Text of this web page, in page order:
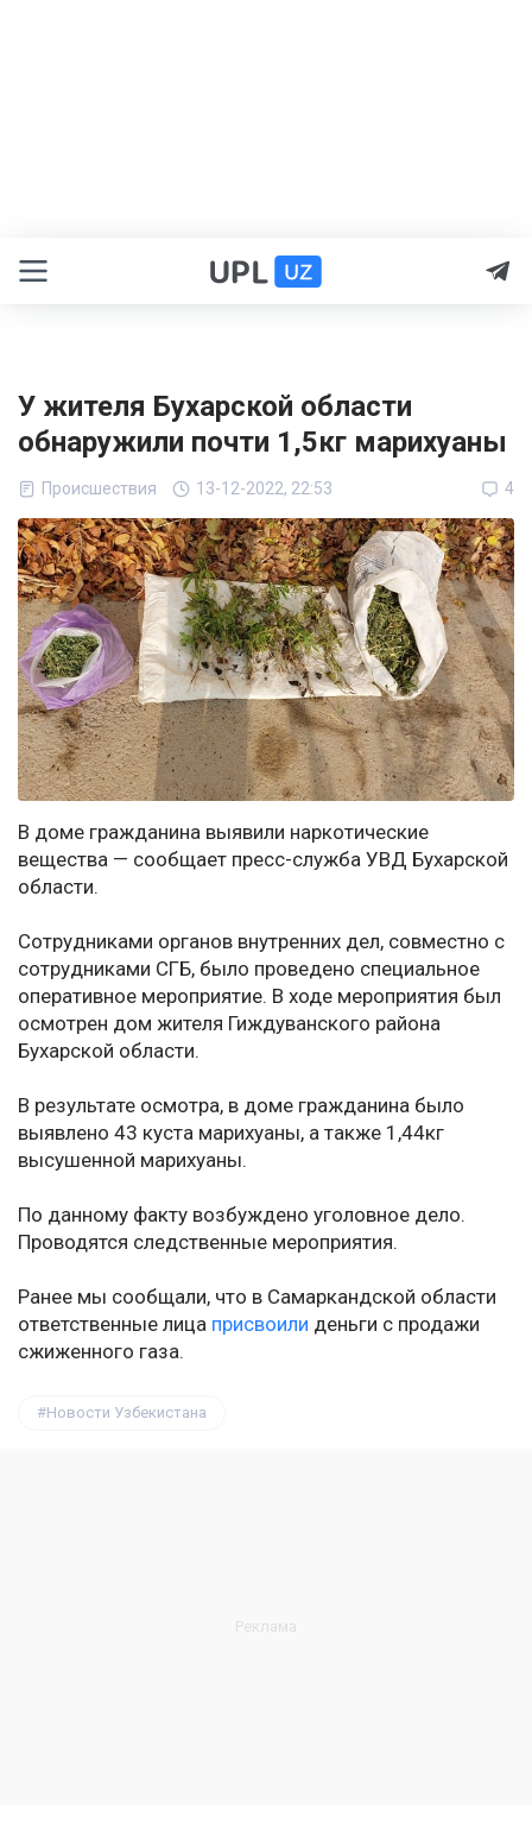
У жителя Бухарской области
обнаружили почти 1,5кг марихуаны
Происшествия 13-12-2022, 22:53 4
В доме гражданина выявили наркотические
вещества — сообщает пресс-служба УВД Бухарской
области.
Сотрудниками органов внутренних дел, совместно с
сотрудниками СГБ, было проведено специальное
оперативное мероприятие. В ходе мероприятия был
осмотрен дом жителя Гиждуванского района
Бухарской области.
В результате осмотра, в доме гражданина было
выявлено 43 куста марихуаны, а также 1,44кг
высушенной марихуаны.
По данному факту возбуждено уголовное дело.
Проводятся следственные мероприятия.
Ранее мы сообщали, что в Самаркандской области
ответственные лица присвоили деньги с продажи
сжиженного газа.
Новости Узбекистана